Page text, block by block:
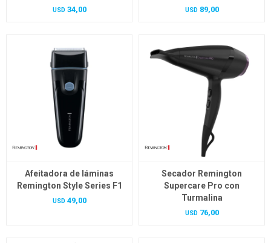
USD 34,00 USD 89,00
Afeitadora de láminas
Remington Style Series F1
USD 49,00
Secador Remington
Supercare Pro con
Turmalina
USD 76,00